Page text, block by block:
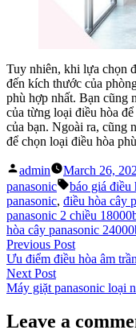
Tuy nhiên, khi lựa chọn
đến kích thước của
phù hợp nhất. Bạn cũng
của từng loại điều hòa
của bạn. Ngoài ra, cũng
để chọn loại điều hòa
Posted
by
admin March 26,
panasonic
Tags:
báo giá điều
panasonic, điều hòa cây
panasonic 2 chiều
hòa cây panasonic
Post
navigation
Previous PostPrevious
post:
Ưu điểm điều hòa âm
Next PostNext
post:
Máy giặt panasonic loại
Leave a